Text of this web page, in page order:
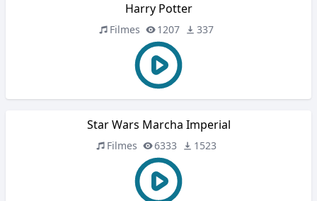
Harry Potter
Filmes 1207 337
Star Wars Marcha Imperial
Filmes 6333 1523